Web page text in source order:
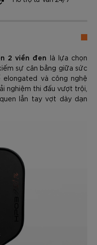
2 viền đen là lựa chọn
sự cân bằng giữa sức
và công nghệ
nghiệm thi đấu vượt trội,
lẫn tay vợt dày dạn